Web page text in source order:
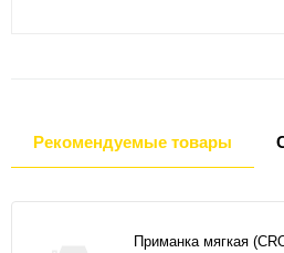
Рекомендуемые товары
Приманка мягкая